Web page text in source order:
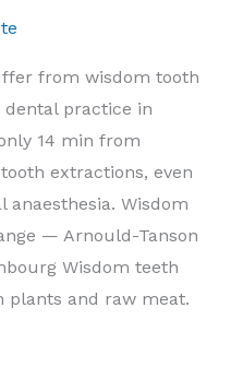
from wisdom tooth
dental practice in
14 min from
extractions, even
anaesthesia. Wisdom
— Arnould-Tanson
Wisdom teeth
plants and raw meat.